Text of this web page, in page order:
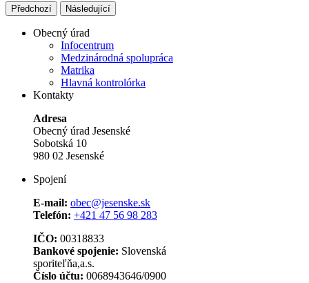
Předchozí Následující
Obecný úrad
Infocentrum
Medzinárodná spolupráca
Matrika
Hlavná kontrolórka
Kontakty
Adresa
Obecný úrad Jesenské
Sobotská 10
980 02 Jesenské
Spojení
E-mail: obec@jesenske.sk
Telefón: +421 47 56 98 283
IČO: 00318833
Bankové spojenie: Slovenská
sporiteľňa,a.s.
Číslo účtu: 0068943646/0900